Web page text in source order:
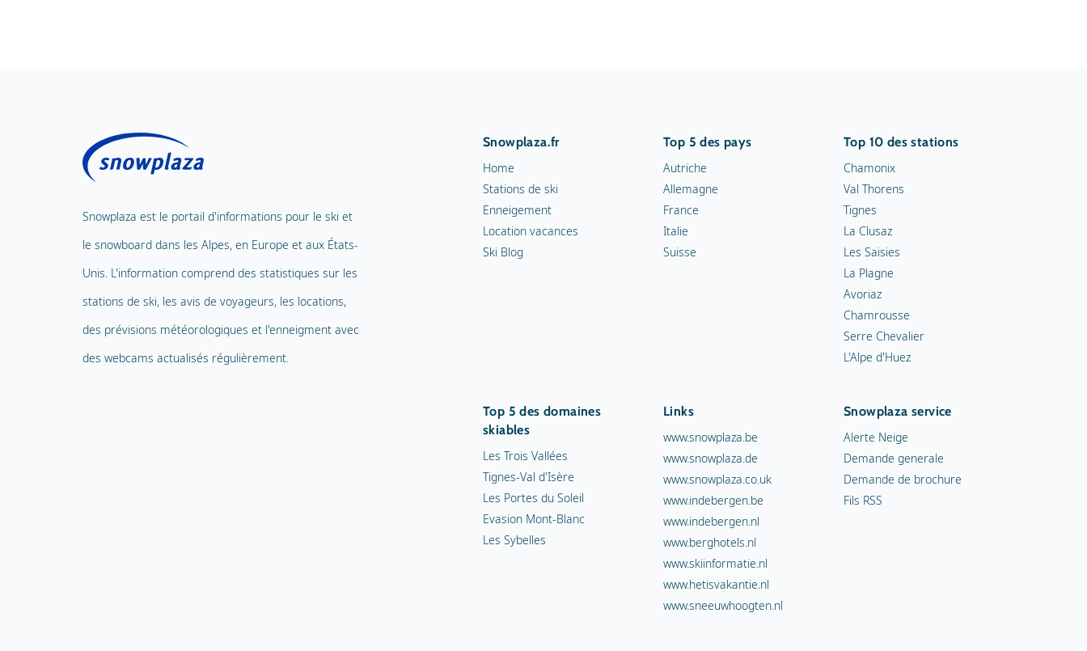
Snowplaza est le portail d'informations pour le ski et
le snowboard dans les Alpes, en Europe et aux États-
Unis. L'information comprend des statistiques sur les
stations de ski, les avis de voyageurs, les locations,
des prévisions météorologiques et l'enneigment avec
des webcams actualisés régulièrement.
Snowplaza.fr
Home
Stations de ski
Enneigement
Location vacances
Ski Blog
Top 5 des pays
Autriche
Allemagne
France
Italie
Suisse
Top 10 des stations
Chamonix
Val Thorens
Tignes
La Clusaz
Les Saisies
La Plagne
Avoriaz
Chamrousse
Serre Chevalier
L'Alpe d'Huez
Top 5 des domaines
skiables
Les Trois Vallées
Tignes-Val d'Isère
Les Portes du Soleil
Evasion Mont-Blanc
Les Sybelles
Links
www.snowplaza.be
www.snowplaza.de
www.snowplaza.co.uk
www.indebergen.be
www.indebergen.nl
www.berghotels.nl
www.skiinformatie.nl
www.hetisvakantie.nl
www.sneeuwhoogten.nl
Snowplaza service
Alerte Neige
Demande generale
Demande de brochure
Fils RSS